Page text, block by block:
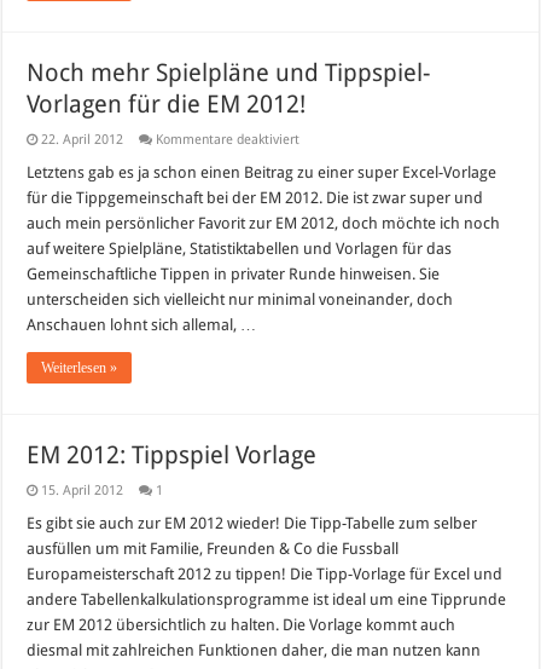
Noch mehr Spielpläne und Tippspiel-
Vorlagen für die EM 2012!
22. April 2012 Kommentare deaktiviertfür
mehr
und
Tippspiel-
Vorlagen
für
EM
2012!
Letztens gab es ja schon einen Beitrag zu einer super Excel-Vorlage
für die Tippgemeinschaft bei der EM 2012. Die ist zwar super und
auch mein persönlicher Favorit zur EM 2012, doch möchte ich noch
auf weitere Spielpläne, Statistiktabellen und Vorlagen für das
Gemeinschaftliche Tippen in privater Runde hinweisen. Sie
unterscheiden sich vielleicht nur minimal voneinander, doch
Anschauen lohnt sich allemal, …
Weiterlesen »
EM 2012: Tippspiel Vorlage
15. April 2012 1
Es gibt sie auch zur EM 2012 wieder! Die Tipp-Tabelle zum selber
ausfüllen um mit Familie, Freunden & Co die Fussball
Europameisterschaft 2012 zu tippen! Die Tipp-Vorlage für Excel und
andere Tabellenkalkulationsprogramme ist ideal um eine Tipprunde
zur EM 2012 übersichtlich zu halten. Die Vorlage kommt auch
diesmal mit zahlreichen Funktionen daher, die man nutzen kann